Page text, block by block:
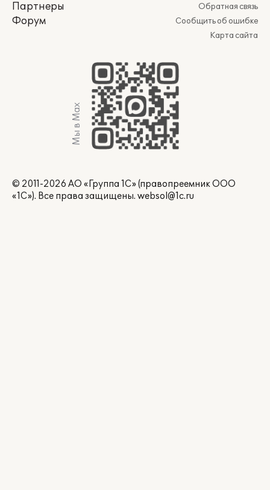
Партнеры
Форум
Обратная связь
Сообщить об ошибке
Карта сайта
Мы в Max
© 2011-2026 АО «Группа 1С» (правопреемник ООО
«1С»). Все права защищены. websol@1c.ru